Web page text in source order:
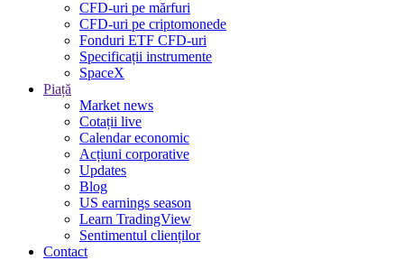
CFD-uri pe mărfuri
CFD-uri pe criptomonede
Fonduri ETF CFD-uri
Specificații instrumente
SpaceX
Piață
Market news
Cotații live
Calendar economic
Acțiuni corporative
Updates
Blog
US earnings season
Learn TradingView
Sentimentul clienților
Contact